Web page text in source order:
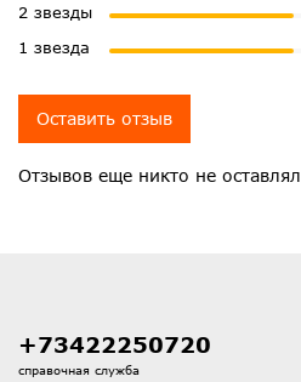
Отзывов еще никто не оставлял
2 звезды
1 звезда
Оставить отзыв
+73422250720
справочная служба